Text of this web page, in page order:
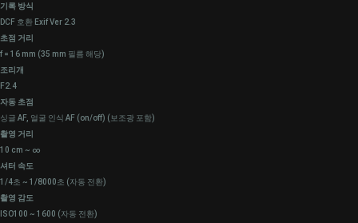
기록 방식
DCF 호환 Exif Ver 2.3
초점 거리
f = 16 mm (35 mm 필름 해당)
조리개
F2.4
자동 초점
싱글 AF, 얼굴 인식 AF (on/off) (보조광 포함)
촬영 거리
10 cm ~ ∞
셔터 속도
1/4초 ~ 1/8000초 (자동 전환)
촬영 감도
ISO100 ~ 1600 (자동 전환)